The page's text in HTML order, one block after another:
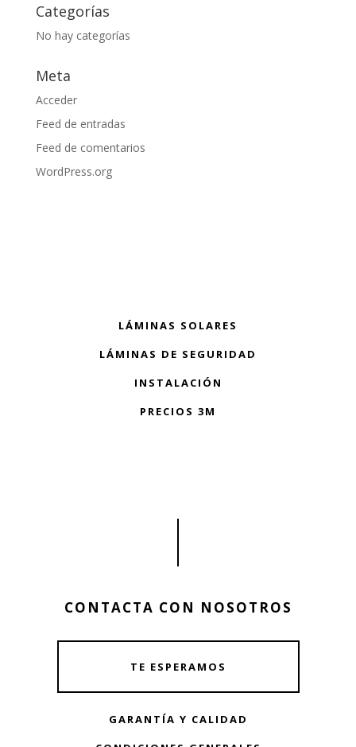
Categorías
No hay categorías
Meta
Acceder
Feed de entradas
Feed de comentarios
WordPress.org
LÁMINAS SOLARES
LÁMINAS DE SEGURIDAD
INSTALACIÓN
PRECIOS 3M
CONTACTA CON NOSOTROS
TE ESPERAMOS
GARANTÍA Y CALIDAD